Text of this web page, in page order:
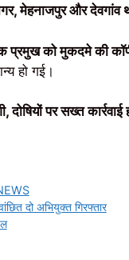
मेहनाजपुर और देवगांव
प्रमुख को मुकदमे की
हो गई।
पर सख्त कार्रवाई
दो अभियुक्त गिरफ्तार